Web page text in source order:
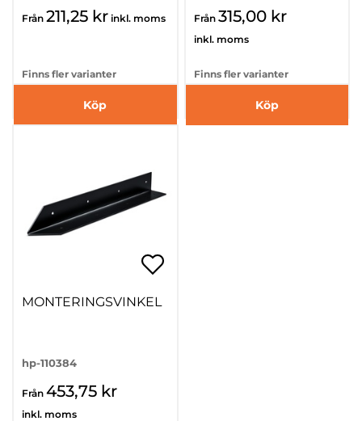
Från 211,25 kr inkl. moms
Finns fler varianter
Köp
Från 315,00 kr
inkl. moms
Finns fler varianter
Köp
MONTERINGSVINKEL
hp-110384
Från 453,75 kr
inkl. moms